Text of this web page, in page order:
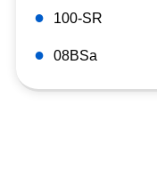
● 100-SR
● 08BSa